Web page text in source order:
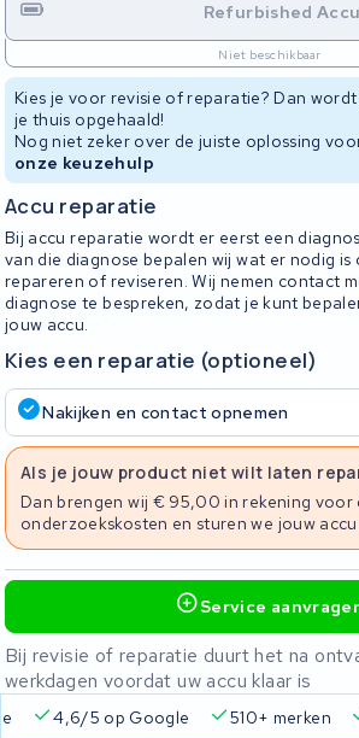
Refurbished Accu
Niet beschikbaar
Kies je voor revisie of reparatie? Dan
je thuis opgehaald!
Nog niet zeker over de juiste oplossing
onze keuzehulp
Accu reparatie
Bij accu reparatie wordt er eerst een
van die diagnose bepalen wij wat er nodig is
repareren of reviseren. Wij nemen contact
diagnose te bespreken, zodat je kunt
jouw accu.
Kies een reparatie (optioneel)
Nakijken en contact opnemen
Als je jouw product niet wilt laten
Dan brengen wij € 95,00 in rekening voor
onderzoekskosten en sturen we jouw
Service
Bij revisie of reparatie duurt het na
werkdagen voordat uw accu klaar is
4,6/5 op Google 510+ merken